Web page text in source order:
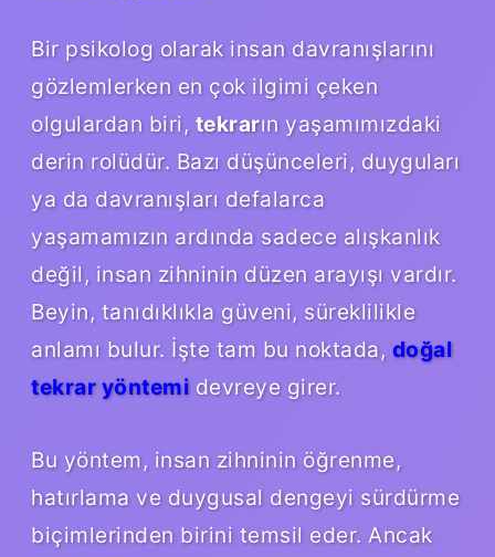
Bir psikolog olarak insan davranışlarını
gözlemlerken en çok ilgimi çeken
olgulardan biri, tekrarın yaşamımızdaki
derin rolüdür. Bazı düşünceleri, duyguları
ya da davranışları defalarca
yaşamamızın ardında sadece alışkanlık
değil, insan zihninin düzen arayışı vardır.
Beyin, tanıdıklıkla güveni, süreklilikle
anlamı bulur. İşte tam bu noktada, doğal
tekrar yöntemidevreye girer.
Bu yöntem, insan zihninin öğrenme,
hatırlama ve duygusal dengeyi sürdürme
biçimlerinden birini temsil eder. Ancak